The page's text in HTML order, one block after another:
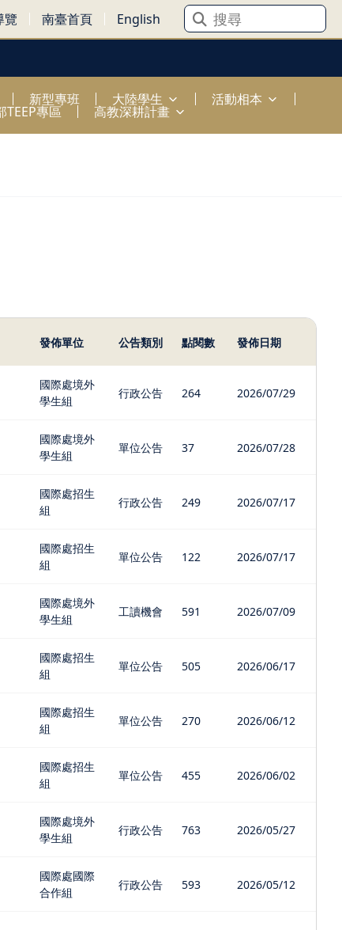
覽 南臺首頁 English
新型專班 大陸學生 活動相本
TEEP專區 高教深耕計畫
發佈單位 公告類別 點閱數 發佈日期
國際處境外
學生組
行政公告 264 2026/07/29
國際處境外
學生組
單位公告 37 2026/07/28
國際處招生
組
行政公告 249 2026/07/17
國際處招生
組
單位公告 122 2026/07/17
國際處境外
學生組
工讀機會 591 2026/07/09
國際處招生
組
單位公告 505 2026/06/17
國際處招生
組
單位公告 270 2026/06/12
國際處招生
組
單位公告 455 2026/06/02
國際處境外
學生組
行政公告 763 2026/05/27
國際處國際
合作組
行政公告 593 2026/05/12